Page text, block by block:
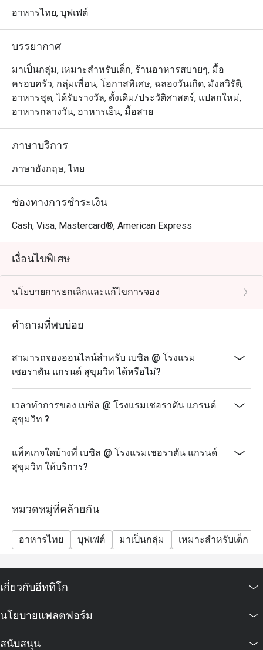
ในท้องถิ่นและยั่งยืน และนำเสนอใน
ไป
ความประทับใจ.
อาหารไทย, บุฟเฟต์
บรรยากาศ
มาเป็นกลุ่ม, เหมาะสำหรับเด็ก, ร้านอาหารสบายๆ, มื้อ
ครอบครัว, กลุ่มเพื่อน, โอกาสพิเศษ, ฉลองวันเกิด, มังสวิรัติ,
อาหารชุด, ได้รับรางวัล, ดั้งเดิม/ประวัติศาสตร์, แปลกใหม่,
อาหารกลางวัน, อาหารเย็น, มื้อสาย
ภาษาบริการ
ภาษาอังกฤษ, ไทย
ช่องทางการชำระเงิน
Cash, Visa, Mastercard®, American Express
เงื่อนไขพิเศษ
นโยบายการยกเลิกและแก้ไขการจอง
คำถามที่พบบ่อย
สามารถจองออนไลน์สำหรับ เบซิล @ โรงแรม
เชอราตัน แกรนด์ สุขุมวิท ได้หรือไม่?
เวลาทำการของ เบซิล @ โรงแรมเชอราตัน แกรนด์
สุขุมวิท ?
แพ็คเกจใดบ้างที่ เบซิล @ โรงแรมเชอราตัน แกรนด์
สุขุมวิท ให้บริการ?
หมวดหมู่ที่คล้ายกัน
อาหารไทย บุฟเฟต์ มาเป็นกลุ่ม เหมาะสำหรับเด็ก
เกี่ยวกับอีททิโก
นโยบายแพลตฟอร์ม
สนับสนุน